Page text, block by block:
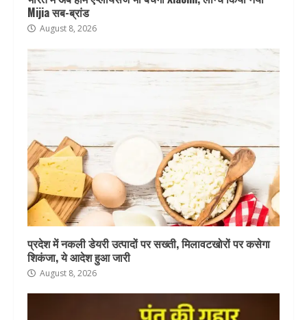
Mijia सब-ब्रांड
August 8, 2026
प्रदेश में नकली डेयरी उत्पादों पर सख्ती, मिलावटखोरों पर कसेगा
शिकंजा, ये आदेश हुआ जारी
August 8, 2026